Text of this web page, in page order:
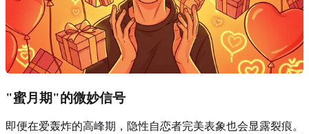
"蜜月期"的微妙信号
即便在爱轰炸的高峰期，隐性自恋者完美表象也会显露裂痕。